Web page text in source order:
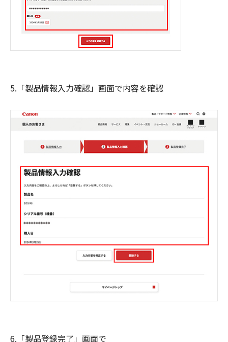
5.「製品情報入力確認」画面で内容を確認
6.「製品登録完了」画面で